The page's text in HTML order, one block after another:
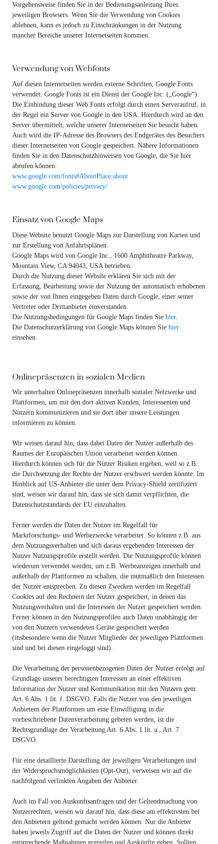
Vorgehensweise finden Sie in der Bedienungsanleitung Ihres
jeweiligen Browsers. Wenn Sie die Verwendung von Cookies
ablehnen, kann es jedoch zu Einschränkungen in der Nutzung
mancher Bereiche unserer Internetseiten kommen.
Verwendung von Webfonts
Auf diesen Internetseiten werden externe Schriften, Google Fonts
verwendet. Google Fonts ist ein Dienst der Google Inc. („Google“).
Die Einbindung dieser Web Fonts erfolgt durch einen Serveraufruf, in
der Regel ein Server von Google in den USA. Hierdurch wird an den
Server übermittelt, welche unserer Internetseiten Sie besucht haben.
Auch wird die IP-Adresse des Browsers des Endgerätes des Besuchers
dieser Internetseiten von Google gespeichert. Nähere Informationen
finden Sie in den Datenschutzhinweisen von Google, die Sie hier
abrufen können:
www.google.com/fonts#AboutPlace:about
www.google.com/policies/privacy/
Einsatz von Google Maps
Diese Website benutzt Google Maps zur Darstellung von Karten und
zur Erstellung von Anfahrtsplänen.
Google Maps wird von Google Inc., 1600 Amphitheatre Parkway,
Mountain View, CA 94043, USA betrieben.
Durch die Nutzung dieser Website erklären Sie sich mit der
Erfassung, Bearbeitung sowie der Nutzung der automatisch erhobenen
sowie der von Ihnen eingegeben Daten durch Google, einer seiner
Vertreter oder Drittanbieter einverstanden.
Die Nutzungsbedingungen für Google Maps finden Sie hier.
Die Datenschutzerklärung von Google Maps können Sie hier
einsehen.
Onlinepräsenzen in sozialen Medien
Wir unterhalten Onlinepräsenzen innerhalb sozialer Netzwerke und
Plattformen, um mit den dort aktiven Kunden, Interessenten und
Nutzern kommunizieren und sie dort über unsere Leistungen
informieren zu können.
Wir weisen darauf hin, dass dabei Daten der Nutzer außerhalb des
Raumes der Europäischen Union verarbeitet werden können.
Hierdurch können sich für die Nutzer Risiken ergeben, weil so z.B.
die Durchsetzung der Rechte der Nutzer erschwert werden könnte. Im
Hinblick auf US-Anbieter die unter dem Privacy-Shield zertifiziert
sind, weisen wir darauf hin, dass sie sich damit verpflichten, die
Datenschutzstandards der EU einzuhalten.
Ferner werden die Daten der Nutzer im Regelfall für
Marktforschungs- und Werbezwecke verarbeitet. So können z.B. aus
dem Nutzungsverhalten und sich daraus ergebenden Interessen der
Nutzer Nutzungsprofile erstellt werden. Die Nutzungsprofile können
wiederum verwendet werden, um z.B. Werbeanzeigen innerhalb und
außerhalb der Plattformen zu schalten, die mutmaßlich den Interessen
der Nutzer entsprechen. Zu diesen Zwecken werden im Regelfall
Cookies auf den Rechnern der Nutzer gespeichert, in denen das
Nutzungsverhalten und die Interessen der Nutzer gespeichert werden.
Ferner können in den Nutzungsprofilen auch Daten unabhängig der
von den Nutzern verwendeten Geräte gespeichert werden
(insbesondere wenn die Nutzer Mitglieder der jeweiligen Plattformen
sind und bei diesen eingeloggt sind).
Die Verarbeitung der personenbezogenen Daten der Nutzer erfolgt auf
Grundlage unserer berechtigten Interessen an einer effektiven
Information der Nutzer und Kommunikation mit den Nutzern gem.
Art. 6 Abs. 1 lit. f. DSGVO. Falls die Nutzer von den jeweiligen
Anbietern der Plattformen um eine Einwilligung in die
vorbeschriebene Datenverarbeitung gebeten werden, ist die
Rechtsgrundlage der Verarbeitung Art. 6 Abs. 1 lit. a., Art. 7
DSGVO.
Für eine detaillierte Darstellung der jeweiligen Verarbeitungen und
der Widerspruchsmöglichkeiten (Opt-Out), verweisen wir auf die
nachfolgend verlinkten Angaben der Anbieter.
Auch im Fall von Auskunftsanfragen und der Geltendmachung von
Nutzerrechten, weisen wir darauf hin, dass diese am effektivsten bei
den Anbietern geltend gemacht werden können. Nur die Anbieter
haben jeweils Zugriff auf die Daten der Nutzer und können direkt
entsprechende Maßnahmen ergreifen und Auskünfte geben. Sollten